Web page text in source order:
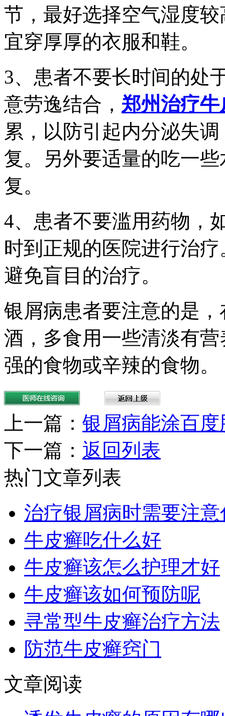
节，最好选择空气湿度
宜穿厚厚的衣服和鞋。
3、患者不要长时间的处
意劳逸结合， 郑州治疗
累，以防引起内分泌失
复。另外要适量的吃一
复。
4、患者不要滥用药物，
时到正规的医院进行治
避免盲目的治疗。
银屑病患者要注意的是
酒，多食用一些清淡有
强的食物或辛辣的食物。
上一篇： 银屑病能涂百度
下一篇： 返回列表
热门文章列表
治疗银屑病时需要注意
牛皮癣吃什么好
牛皮癣该怎么护理才好
牛皮癣该如何预防呢
寻常型牛皮癣治疗方法
防范牛皮癣窍门
文章阅读